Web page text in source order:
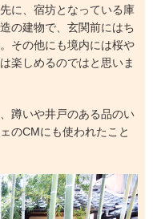
に、宿坊となっている庫
の建物で、玄関前にはち
その他にも境内には桜や
楽しめるのではと思いま
蹲いや井戸のある品のい
のCMにも使われたこと